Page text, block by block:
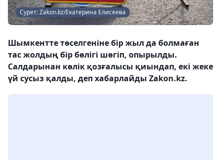
Сурет: Zakon.kz/Екатерина Елисеева
Шымкентте төселгеніне бір жыл да болмаған
тас жолдың бір бөлігі шөгіп, опырылды.
Салдарынан көлік қозғалысы қиындап, екі жеке
үй сусыз қалды, деп хабарлайды Zakon.kz.